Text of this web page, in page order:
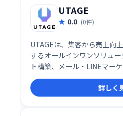
UTAGE
0.0 (0件)
UTAGEは、集客から売上向
するオールインワンソリュ
ト構築、メール・LINEマー
プ管理、決済処理、顧客情
ビジネスに必要な機能を網羅
し、売上アップを実現しま
みの事業者様は、ぜひ
詳しく